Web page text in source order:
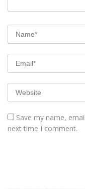
Save my name,
next time I comment.